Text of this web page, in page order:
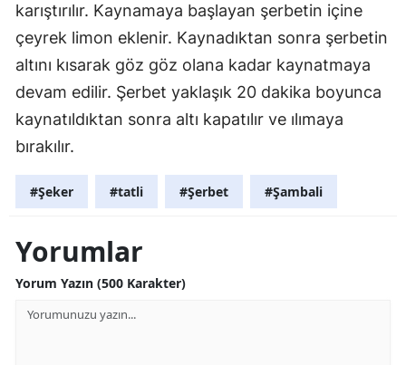
karıştırılır. Kaynamaya başlayan şerbetin içine
çeyrek limon eklenir. Kaynadıktan sonra şerbetin
altını kısarak göz göz olana kadar kaynatmaya
devam edilir. Şerbet yaklaşık 20 dakika boyunca
kaynatıldıktan sonra altı kapatılır ve ılımaya
bırakılır.
#Şeker #tatli #Şerbet #Şambali
Yorumlar
Yorum Yazın (500 Karakter)